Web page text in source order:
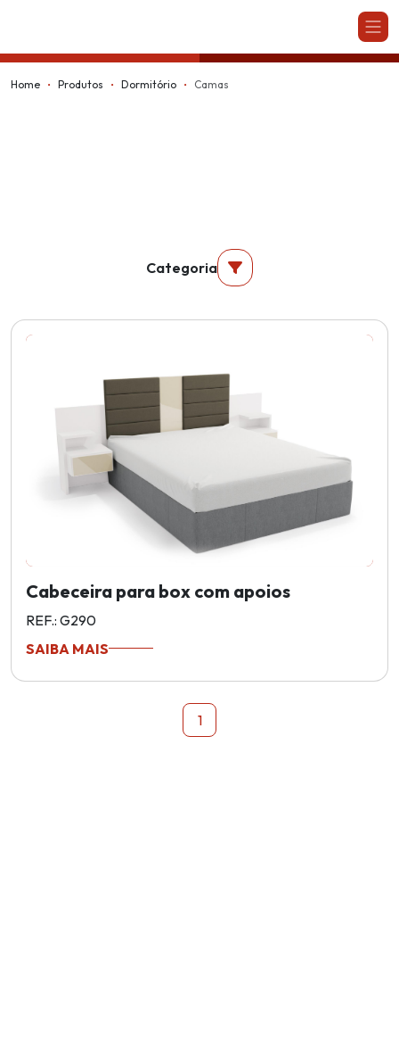
Home Produtos Dormitório Camas
Categoria
Cabeceira para box com apoios
REF.: G290
SAIBA MAIS
1